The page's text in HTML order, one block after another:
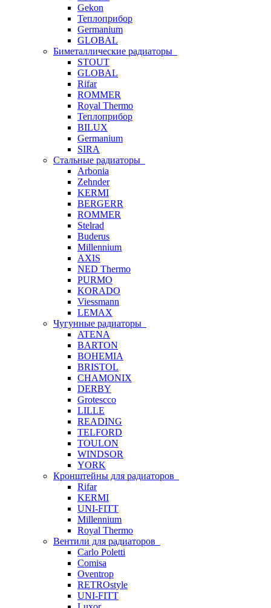
Gekon
Теплоприбор
Germanium
GLOBAL
Биметаллические радиаторы
STOUT
GLOBAL
Rifar
ROMMER
Royal Thermo
Теплоприбор
BILUX
Germanium
SIRA
Стальные радиаторы
Arbonia
Zehnder
KERMI
BERGERR
ROMMER
Stelrad
Buderus
Millennium
AXIS
NED Thermo
PURMO
KORADO
Viessmann
LEMAX
Чугунные радиаторы
ATENA
BARTON
BOHEMIA
BRISTOL
CHAMONIX
DERBY
Grotescco
LILLE
READING
TELFORD
TOULON
WINDSOR
YORK
Кронштейны для радиаторов
Rifar
KERMI
UNI-FITT
Millennium
Royal Thermo
Вентили для радиаторов
Carlo Poletti
Comisa
Oventrop
RETROstyle
UNI-FITT